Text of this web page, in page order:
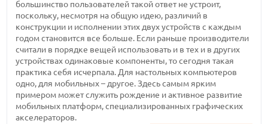
большинство пользователей такой ответ не устроит,
поскольку, несмотря на общую идею, различий в
конструкции и исполнении этих двух устройств с каждым
годом становится все больше. Если раньше производители
считали в порядке вещей использовать и в тех и в других
устройствах одинаковые компоненты, то сегодня такая
практика себя исчерпала. Для настольных компьютеров
одно, для мобильных – другое. Здесь самым ярким
примером может служить рождение и активное развитие
мобильных платформ, специализированных графических
акселераторов.